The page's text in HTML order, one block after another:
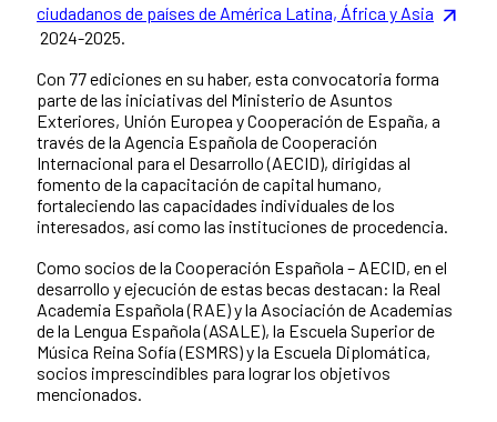
ciudadanos de países de América Latina, África y Asia
2024-2025.
Con 77 ediciones en su haber, esta convocatoria forma
parte de las iniciativas del Ministerio de Asuntos
Exteriores, Unión Europea y Cooperación de España, a
través de la Agencia Española de Cooperación
Internacional para el Desarrollo (AECID), dirigidas al
fomento de la capacitación de capital humano,
fortaleciendo las capacidades individuales de los
interesados, así como las instituciones de procedencia.
Como socios de la Cooperación Española – AECID, en el
desarrollo y ejecución de estas becas destacan: la Real
Academia Española (RAE) y la Asociación de Academias
de la Lengua Española (ASALE), la Escuela Superior de
Música Reina Sofía (ESMRS) y la Escuela Diplomática,
socios imprescindibles para lograr los objetivos
mencionados.